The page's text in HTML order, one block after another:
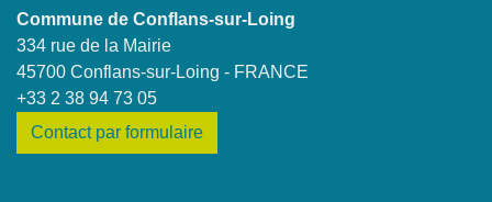
Commune de Conflans-sur-Loing
334 rue de la Mairie
45700 Conflans-sur-Loing - FRANCE
+33 2 38 94 73 05
Contact par formulaire